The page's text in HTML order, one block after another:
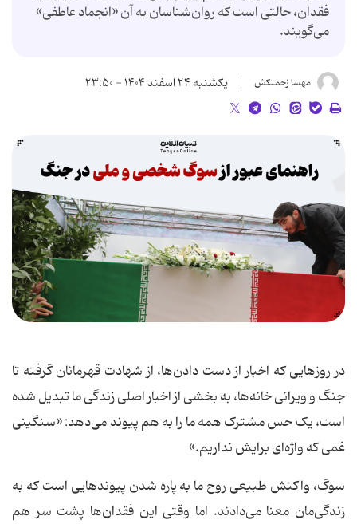
فقدان، حالتی است که روان‌شناسان به آن «انجماد عاطفی»
می‌گویند.
مهسا زحمتکش یکشنبه ۲۴ اسفند ۱۴۰۴ - ۲۳:۵۰
در روزهایی که اخبار از دست دادن‌ها، از شهادت قهرمانان گرفته تا
جنگ و ویرانی خانه‌ها، به بخشی از اخبار اصلی زندگی ما تبدیل شده
است، یک حس مشترک همه ما را به هم پیوند می‌دهد: «سنگینی
غمی که واژه‌ای برایش نداریم.»
سوگ، واکنش طبیعی روح ما به پاره شدن پیوندهایی است که به
زندگی‌مان معنا می‌دادند. اما وقتی این فقدان‌ها پشت سر هم